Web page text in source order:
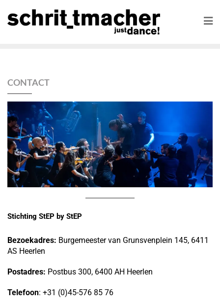
CONTACT
Stichting StEP by StEP
Bezoekadres: Burgemeester van Grunsvenplein 145, 6411
AS Heerlen
Postadres: Postbus 300, 6400 AH Heerlen
Telefoon: +31 (0)45-576 85 76